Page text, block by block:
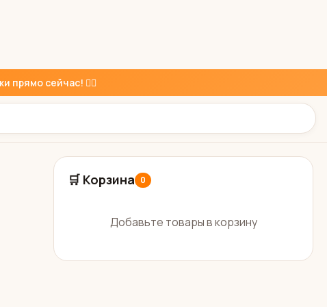
прямо сейчас! 👇🏼
🛒 Корзина 0
Добавьте товары в корзину